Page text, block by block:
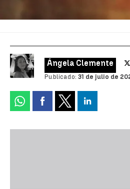
Ángela Clemente
Publicado: 31 de julio de